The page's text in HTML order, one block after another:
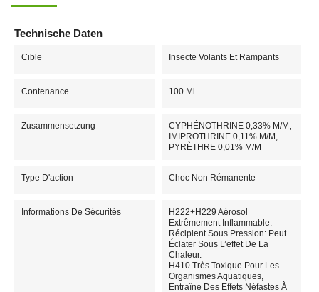
Technische Daten
Cible Insecte Volants Et Rampants
Contenance 100 Ml
Zusammensetzung
CYPHÉNOTHRINE 0,33% M/M,
IMIPROTHRINE 0,11% M/M,
PYRÈTHRE 0,01% M/M
Type D'action Choc Non Rémanente
Informations De Sécurités
H222+H229 Aérosol
Extrêmement Inflammable.
Récipient Sous Pression: Peut
Éclater Sous L’effet De La
Chaleur.
H410 Très Toxique Pour Les
Organismes Aquatiques,
Entraîne Des Effets Néfastes À